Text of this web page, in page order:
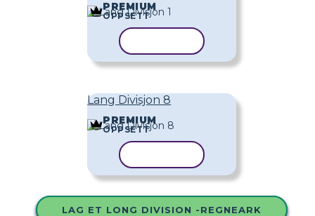
PREMIUM
OPPSETT
Lang Divisjon 8
PREMIUM
OPPSETT
LAG ET LONG DIVISION -REGNEARK